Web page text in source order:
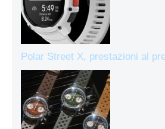
Polar Street X, prestazioni al